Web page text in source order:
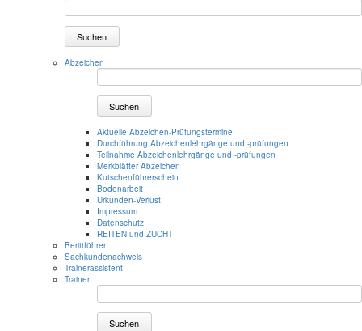
Suchen
Abzeichen
Suchen
Aktuelle Abzeichen-Prüfungstermine
Durchführung Abzeichenlehrgänge und -prüfungen
Teilnahme Abzeichenlehrgänge und -prüfungen
Merkblätter Abzeichen
Kutschenführerschein
Bodenarbeit
Urkunden-Verlust
Impressum
Datenschutz
REITEN und ZUCHT
Berittführer
Sachkundenachweis
Trainerassistent
Trainer
Suchen